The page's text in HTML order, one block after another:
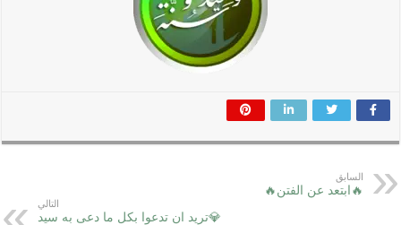
السابق
🔥ابتعد عن الفتن🔥
التالي
💎تريد ان تدعوا بكل ما دعى به سيد